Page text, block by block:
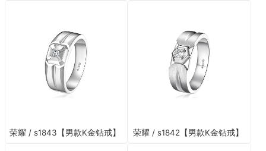
荣耀 / s1843【男款K金钻戒】 荣耀 / s1842【男款K金钻戒】